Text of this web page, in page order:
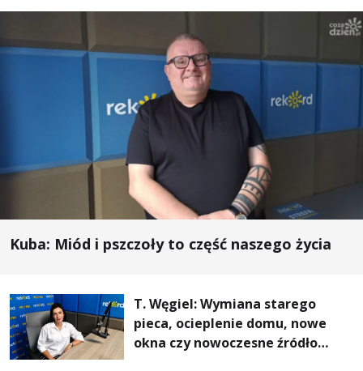
Kuba: Miód i pszczoły to część naszego życia
T. Węgiel: Wymiana starego
pieca, ocieplenie domu, nowe
okna czy nowoczesne źródło